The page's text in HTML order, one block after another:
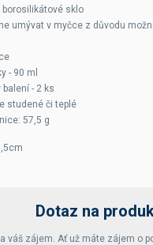
borosilikátové sklo
umývat v myčce z důvodu
- 90 ml
- 2 ks
studené či teplé
57,5 g
Dotaz na
váš zájem. Ať už máte zájem o